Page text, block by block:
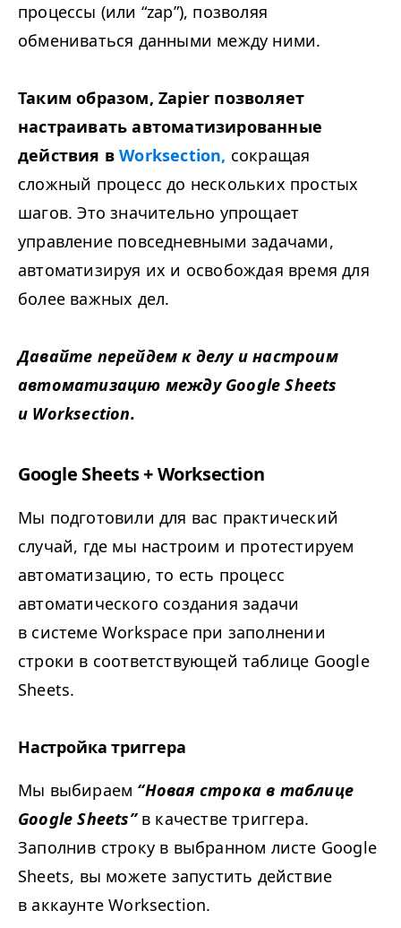
процессы (или “zap”), позволяя
обмениваться данными между ними.
Таким образом, Zapi­er позволяет
настраивать автоматизированные
действия вWork­sec­tion, сокращая
сложный процесс до нескольких простых
шагов. Это значительно упрощает
управление повседневными задачами,
автоматизируя их и освобождая время для
более важных дел.
Давайте перейдем к делу и настроим
автоматизацию между Google Sheets
и Worksection.
Google Sheets + Worksection
Мы подготовили для вас практический
случай, где мы настроим и протестируем
автоматизацию, то есть процесс
автоматического создания задачи
в системе Work­space при заполнении
строки в соответствующей таблице Google
Sheets.
Настройка триггера
Мы выбираем “Новая строка в таблице
Google Sheets”в качестве триггера.
Заполнив строку в выбранном листе Google
Sheets, вы можете запустить действие
в аккаунте Worksection.